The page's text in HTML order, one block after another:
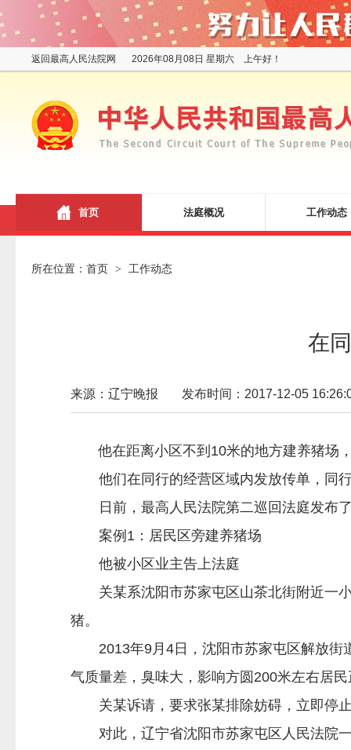
返回最高人民法院网 2026年08月08日 星期六 上午好！
首页 法庭概况 工作动态
所在位置： 首页 > 工作动态
在
来源：辽宁晚报 发布时间：2017-12-05
他在距离小区不到10米的地方建养猪场
他们在同行的经营区域内发放传单，同行
日前，最高人民法院第二巡回法庭发布了
案例1：居民区旁建养猪场
他被小区业主告上法庭
关某系沈阳市苏家屯区山茶北街附近一小
猪。
2013年9月4日，沈阳市苏家屯区解放街
气质量差，臭味大，影响方圆200米左右居民
关某诉请，要求张某排除妨碍，立即停止
对此，辽宁省沈阳市苏家屯区人民法院一